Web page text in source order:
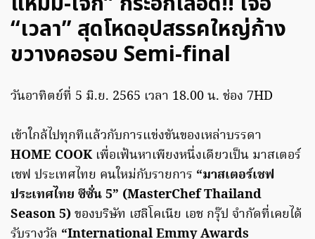
“เวลา” สุดโหดอุปสรรคใหญ่ก้าง
ขวางคอรอบ Semi-final
วันอาทิตย์ที่ 5 มิ.ย. 2565 เวลา 18.00 น. ช่อง 7HD
เข้าใกล้ไปทุกทีแล้วกับการแข่งขันของเหล่าบรรดา
HOME COOK เพื่อเฟ้นหาเพียงหนึ่งเดียวเป็น มาสเตอร์
เชฟ ประเทศไทย คนใหม่กับรายการ “มาสเตอร์เชฟ
ประเทศไทย ซีซั่น 5” (MasterChef Thailand
Season 5)ของบริษัท เฮลิโคเนีย เอช กรุ๊ป จำกัดที่เคยได้
รับรางวัล “International Emmy Awards